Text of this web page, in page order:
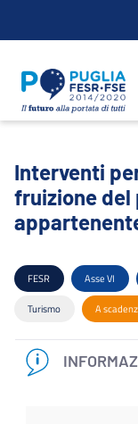
Interventi
Interventi
fruizione
FESR Asse VI
Turismo A